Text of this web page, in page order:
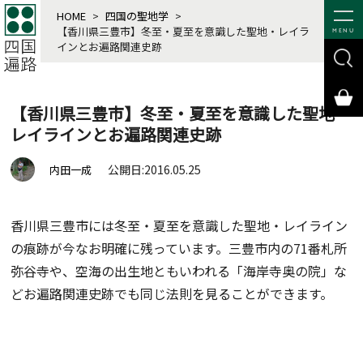
MENU
HOME > 四国の聖地学 >
【香川県三豊市】冬至・夏至を意識した聖地・レイラ
インとお遍路関連史跡
【香川県三豊市】冬至・夏至を意識した聖地・
レイラインとお遍路関連史跡
内田一成 公開日:2016.05.25
香川県三豊市には冬至・夏至を意識した聖地・レイライン
の痕跡が今なお明確に残っています。三豊市内の71番札所
弥谷寺や、空海の出生地ともいわれる「海岸寺奥の院」な
どお遍路関連史跡でも同じ法則を見ることができます。